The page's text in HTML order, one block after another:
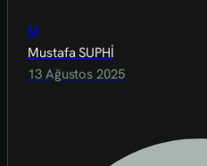
M
Mustafa SUPHİ
13 Ağustos 2025